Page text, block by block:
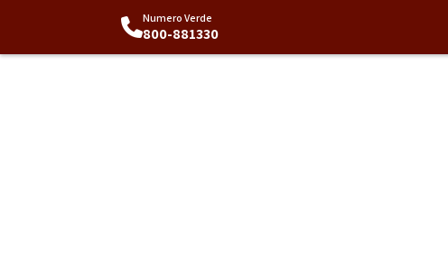
Numero Verde
800-881330